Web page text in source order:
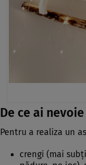
De ce ai
Pentru a realiza un
crengi (mai